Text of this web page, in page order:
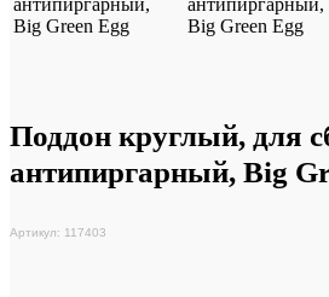
Поддон круглый, для
антипиргарный, Big
Артикул: 117403